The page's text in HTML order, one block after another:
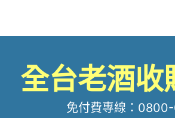
全台老酒收
免付費專線：